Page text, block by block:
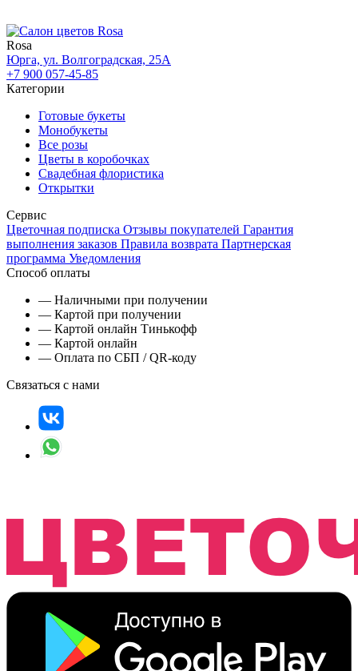
Rosa
Юрга, ул. Волгоградская, 25А
+7 900 057-45-85
Категории
Готовые букеты
Монобукеты
Все розы
Цветы в коробочках
Свадебная флористика
Открытки
Сервис
Цветочная подписка Отзывы покупателей Гарантия
выполнения заказов Правила возврата Партнерская
программа Уведомления
Способ оплаты
— Наличными при получении
— Картой при получении
— Картой онлайн Тинькофф
— Картой онлайн
— Оплата по СБП / QR-коду
Связаться с нами